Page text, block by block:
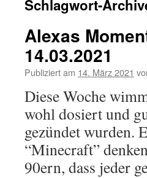
Schlagwort-
Alexas
14.03.2021
Publiziert am 14. März 2021
Diese Woche
wohl dosiert und
gezündet wurden.
“Minecraft”
90ern, dass jeder